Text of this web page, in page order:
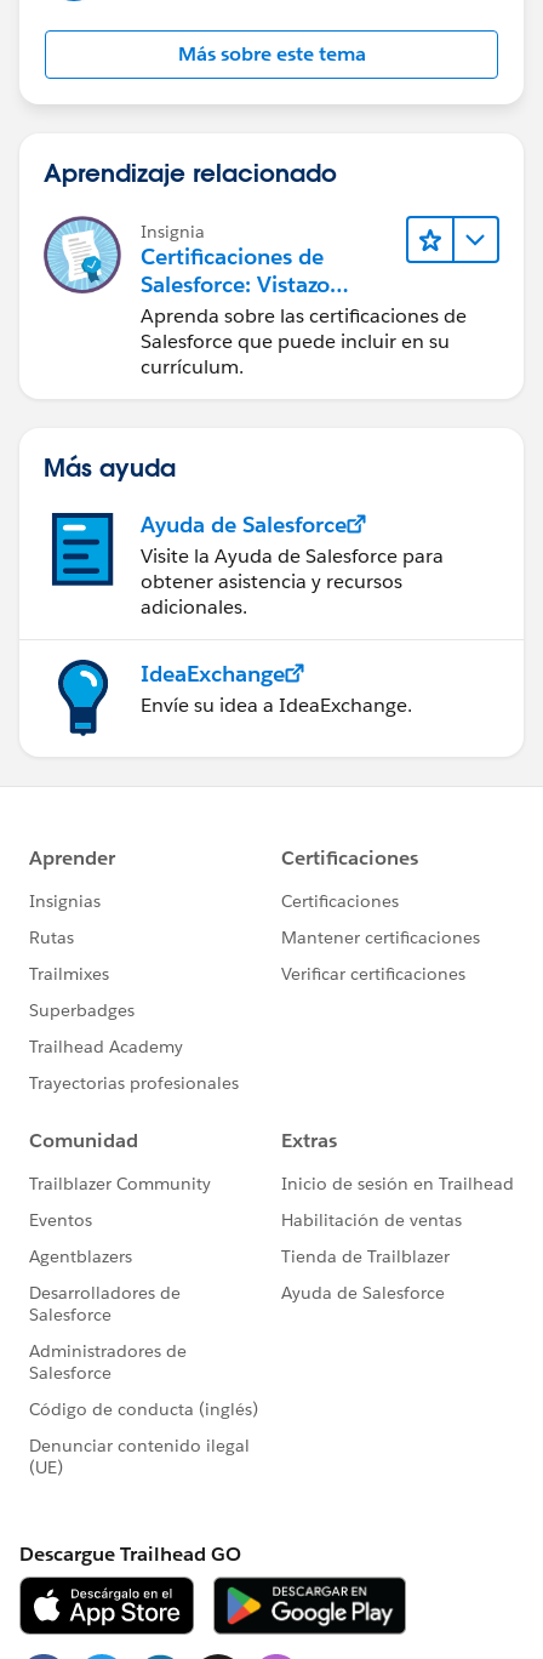
Más sobre este tema
Aprendizaje relacionado
Insignia
Certificaciones de
Salesforce: Vistazo
rápido
Aprenda sobre las certificaciones de
Salesforce que puede incluir en su
currículum.
Más ayuda
Ayuda de Salesforce
Visite la Ayuda de Salesforce para
obtener asistencia y recursos
adicionales.
IdeaExchange
Envíe su idea a IdeaExchange.